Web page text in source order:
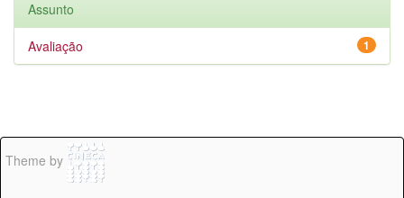
Assunto
1
Avaliação
Theme by